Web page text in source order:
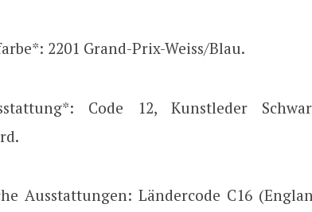
2201 Grand-Prix-Weiss/Blau.
Code 12, Kunstleder
Ausstattungen: Ländercode C16